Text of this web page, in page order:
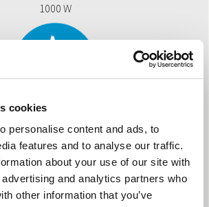
cookies
personalise content and ads, to
features and to analyse our traffic.
about your use of our site with
and analytics partners who
other information that you’ve
1000 W
STOP OPERATING
continua por una deshumidificación
sin interrupciones